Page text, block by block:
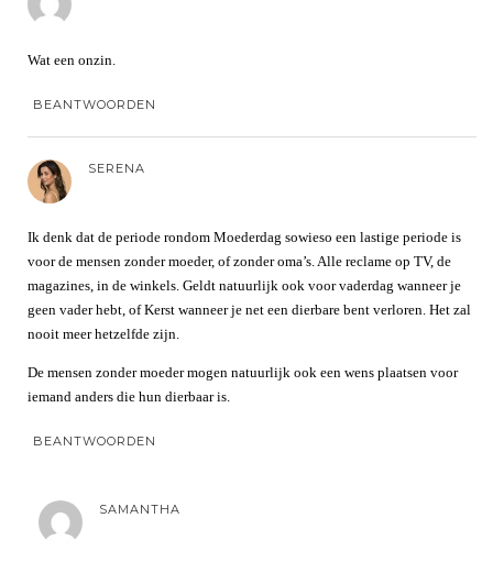
Wat een onzin.
BEANTWOORDEN
SERENA
Ik denk dat de periode rondom Moederdag sowieso een lastige periode is
voor de mensen zonder moeder, of zonder oma’s. Alle reclame op TV, de
magazines, in de winkels. Geldt natuurlijk ook voor vaderdag wanneer je
geen vader hebt, of Kerst wanneer je net een dierbare bent verloren. Het zal
nooit meer hetzelfde zijn.
De mensen zonder moeder mogen natuurlijk ook een wens plaatsen voor
iemand anders die hun dierbaar is.
BEANTWOORDEN
SAMANTHA